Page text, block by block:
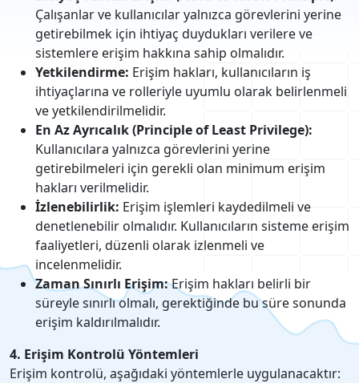
Çalışanlar ve kullanıcılar yalnızca görevlerini yerine
getirebilmek için ihtiyaç duydukları verilere ve
sistemlere erişim hakkına sahip olmalıdır.
Yetkilendirme: Erişim hakları, kullanıcıların iş
ihtiyaçlarına ve rolleriyle uyumlu olarak belirlenmeli
ve yetkilendirilmelidir.
En Az Ayrıcalık (Principle of Least Privilege):
Kullanıcılara yalnızca görevlerini yerine
getirebilmeleri için gerekli olan minimum erişim
hakları verilmelidir.
İzlenebilirlik: Erişim işlemleri kaydedilmeli ve
denetlenebilir olmalıdır. Kullanıcıların sisteme erişim
faaliyetleri, düzenli olarak izlenmeli ve
incelenmelidir.
Zaman Sınırlı Erişim:Erişim hakları belirli bir
süreyle sınırlı olmalı, gerektiğinde bu süre sonunda
erişim kaldırılmalıdır.
4. Erişim Kontrolü Yöntemleri
Erişim kontrolü, aşağıdaki yöntemlerle uygulanacaktır: